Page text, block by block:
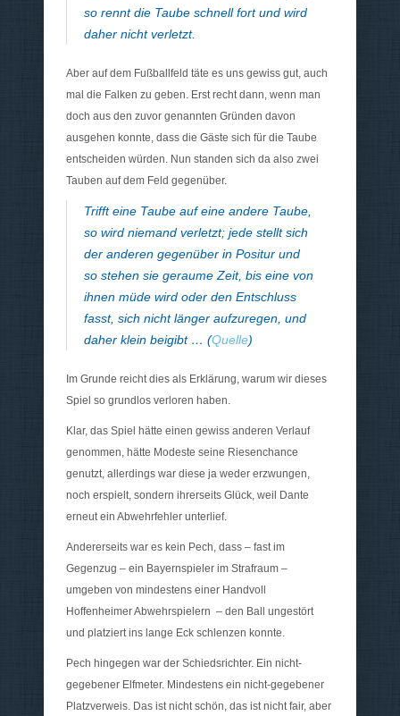
so rennt die Taube schnell fort und wird
daher nicht verletzt.
Aber auf dem Fußballfeld täte es uns gewiss gut, auch
mal die Falken zu geben. Erst recht dann, wenn man
doch aus den zuvor genannten Gründen davon
ausgehen konnte, dass die Gäste sich für die Taube
entscheiden würden. Nun standen sich da also zwei
Tauben auf dem Feld gegenüber.
Trifft eine Taube auf eine andere Taube,
so wird niemand verletzt; jede stellt sich
der anderen gegenüber in Positur und
so stehen sie geraume Zeit, bis eine von
ihnen müde wird oder den Entschluss
fasst, sich nicht länger aufzuregen, und
daher klein beigibt … (Quelle)
Im Grunde reicht dies als Erklärung, warum wir dieses
Spiel so grundlos verloren haben.
Klar, das Spiel hätte einen gewiss anderen Verlauf
genommen, hätte Modeste seine Riesenchance
genutzt, allerdings war diese ja weder erzwungen,
noch erspielt, sondern ihrerseits Glück, weil Dante
erneut ein Abwehrfehler unterlief.
Andererseits war es kein Pech, dass – fast im
Gegenzug – ein Bayernspieler im Strafraum –
umgeben von mindestens einer Handvoll
Hoffenheimer Abwehrspielern – den Ball ungestört
und platziert ins lange Eck schlenzen konnte.
Pech hingegen war der Schiedsrichter. Ein nicht-
gegebener Elfmeter. Mindestens ein nicht-gegebener
Platzverweis. Das ist nicht schön, das ist nicht fair, aber